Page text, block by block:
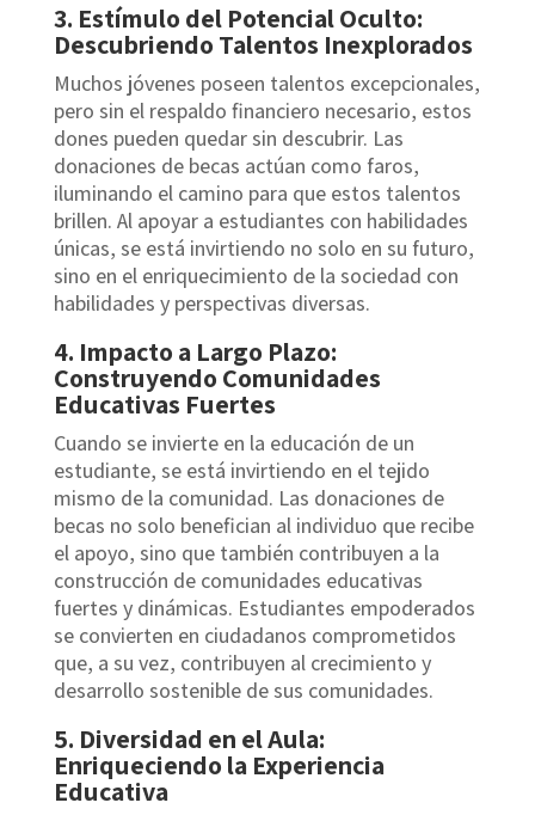
3. Estímulo del Potencial Oculto:
Descubriendo Talentos Inexplorados
Muchos jóvenes poseen talentos excepcionales,
pero sin el respaldo financiero necesario, estos
dones pueden quedar sin descubrir. Las
donaciones de becas actúan como faros,
iluminando el camino para que estos talentos
brillen. Al apoyar a estudiantes con habilidades
únicas, se está invirtiendo no solo en su futuro,
sino en el enriquecimiento de la sociedad con
habilidades y perspectivas diversas.
4. Impacto a Largo Plazo:
Construyendo Comunidades
Educativas Fuertes
Cuando se invierte en la educación de un
estudiante, se está invirtiendo en el tejido
mismo de la comunidad. Las donaciones de
becas no solo benefician al individuo que recibe
el apoyo, sino que también contribuyen a la
construcción de comunidades educativas
fuertes y dinámicas. Estudiantes empoderados
se convierten en ciudadanos comprometidos
que, a su vez, contribuyen al crecimiento y
desarrollo sostenible de sus comunidades.
5. Diversidad en el Aula:
Enriqueciendo la Experiencia
Educativa